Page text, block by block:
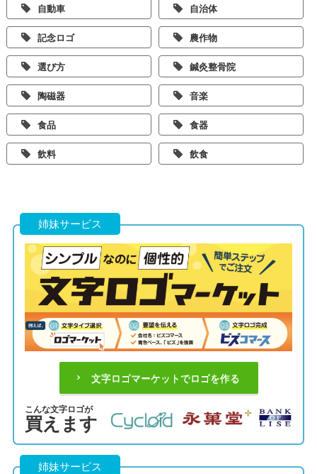
自動車 自治体
記念ロゴ 農作物
選び方 鍼灸整骨院
陶磁器 音楽
食品 食器
飲料 飲食
姉妹サービス
文字ロゴマーケットでロゴを作る
こんな文字ロゴが
買えます
姉妹サービス